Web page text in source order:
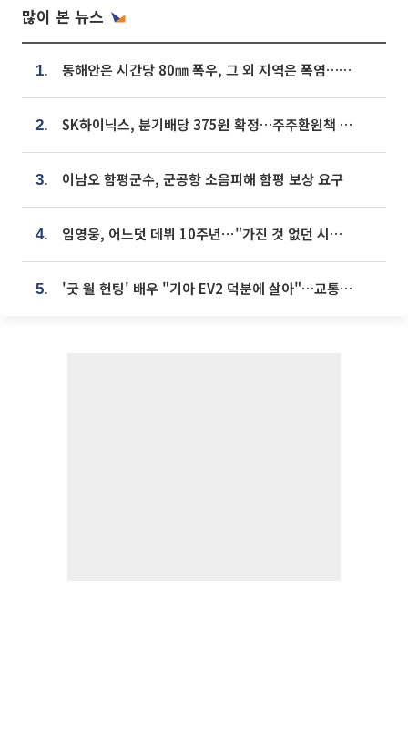
많이 본 뉴스
1. 동해안은 시간당 80㎜ 폭우, 그 외 지역은 폭염…‘극과 극 날씨’
2. SK하이닉스, 분기배당 375원 확정…주주환원책 9월로 앞당겨 발표
3. 이남오 함평군수, 군공항 소음피해 함평 보상 요구
4. 임영웅, 어느덧 데뷔 10주년⋯"가진 것 없던 시절, 내 앞엔 20명의 팬뿐"
5. '굿 윌 헌팅' 배우 "기아 EV2 덕분에 살아"…교통사고 후 안전성 극찬